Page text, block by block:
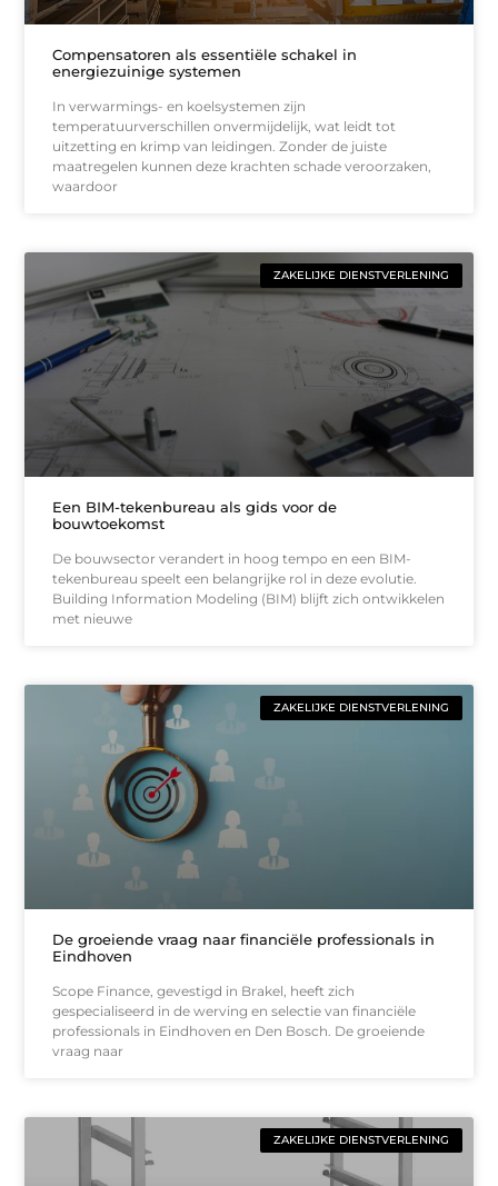
Compensatoren als essentiële schakel in
energiezuinige systemen
In verwarmings- en koelsystemen zijn
temperatuurverschillen onvermijdelijk, wat leidt tot
uitzetting en krimp van leidingen. Zonder de juiste
maatregelen kunnen deze krachten schade veroorzaken,
waardoor
ZAKELIJKE DIENSTVERLENING
Een BIM-tekenbureau als gids voor de
bouwtoekomst
De bouwsector verandert in hoog tempo en een BIM-
tekenbureau speelt een belangrijke rol in deze evolutie.
Building Information Modeling (BIM) blijft zich ontwikkelen
met nieuwe
ZAKELIJKE DIENSTVERLENING
De groeiende vraag naar financiële professionals in
Eindhoven
Scope Finance, gevestigd in Brakel, heeft zich
gespecialiseerd in de werving en selectie van financiële
professionals in Eindhoven en Den Bosch. De groeiende
vraag naar
ZAKELIJKE DIENSTVERLENING